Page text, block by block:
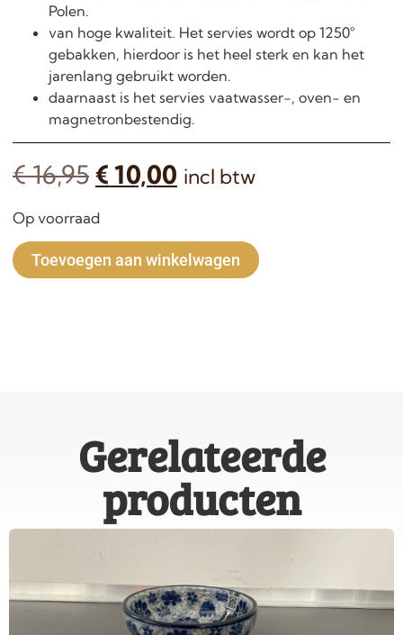
Polen.
van hoge kwaliteit. Het servies wordt op 1250°
gebakken, hierdoor is het heel sterk en kan het
jarenlang gebruikt worden.
daarnaast is het servies vaatwasser-, oven- en
magnetronbestendig.
€16,95 € 10,00 incl btw
Op voorraad
Toevoegen aan winkelwagen
Gerelateerde
producten